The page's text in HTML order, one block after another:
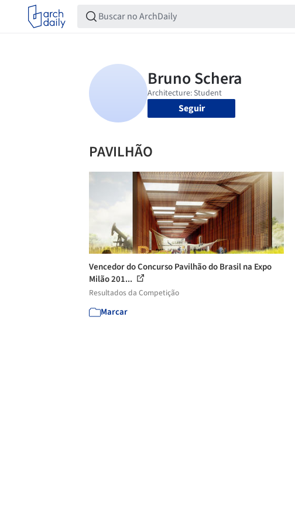
Seguir
PAVILHÃO
Vencedor do Concurso Pavilhão do Brasil na Expo
Milão 201...
Resultados da Competição
Marcar